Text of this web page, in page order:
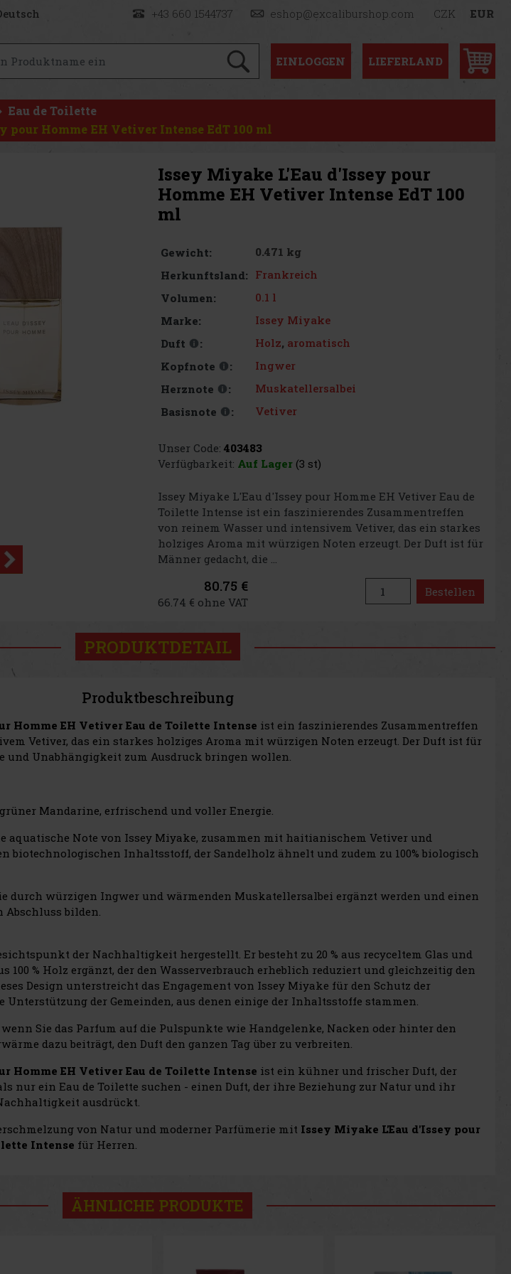
+43 660 1544737 eshop@excaliburshop.com CZK EUR
EINLOGGEN LIEFERLAND
Eau de Toilette
pour Homme EH Vetiver Intense EdT 100 ml
Issey Miyake L'Eau d'Issey pour
Homme EH Vetiver Intense EdT 100
ml
Gewicht:
0.471 kg
Herkunftsland: Frankreich
Volumen:
0.1 l
Marke:
Issey Miyake
Duft
: Holz, aromatisch
Kopfnote
:
Ingwer
Herznote
:
Muskatellersalbei
Basisnote
: Vetiver
Unser Code: 403483
Verfügbarkeit: Auf Lager(3 st)
Issey Miyake L'Eau d'Issey pour Homme EH Vetiver Eau de
Toilette Intense ist ein faszinierendes Zusammentreffen
von reinem Wasser und intensivem Vetiver, das ein starkes
holziges Aroma mit würzigen Noten erzeugt. Der Duft ist für
Männer gedacht, die ...
80.75 €
66.74 € ohne VAT
Bestellen
PRODUKTDETAIL
Produktbeschreibung
Homme EH Vetiver Eau de Toilette Intense ist ein faszinierendes Zusammentreffen
Vetiver, das ein starkes holziges Aroma mit würzigen Noten erzeugt. Der Duft ist für
und Unabhängigkeit zum Ausdruck bringen wollen.
Mandarine, erfrischend und voller Energie.
aquatische Note von Issey Miyake, zusammen mit haitianischem Vetiver und
biotechnologischen Inhaltsstoff, der Sandelholz ähnelt und zudem zu 100% biologisch
durch würzigen Ingwer und wärmenden Muskatellersalbei ergänzt werden und einen
bilden.
der Nachhaltigkeit hergestellt. Er besteht zu 20 % aus recyceltem Glas und
100 % Holz ergänzt, der den Wasserverbrauch erheblich reduziert und gleichzeitig den
Design unterstreicht das Engagement von Issey Miyake für den Schutz der
Unterstützung der Gemeinden, aus denen einige der Inhaltsstoffe stammen.
wenn Sie das Parfum auf die Pulspunkte wie Handgelenke, Nacken oder hinter den
dazu beiträgt, den Duft den ganzen Tag über zu verbreiten.
Homme EH Vetiver Eau de Toilette Intense ist ein kühner und frischer Duft, der
nur ein Eau de Toilette suchen - einen Duft, der ihre Beziehung zur Natur und ihr
ausdrückt.
von Natur und moderner Parfümerie mit Issey Miyake L'Eau d'Issey pour
Intense für Herren.
ÄHNLICHE PRODUKTE